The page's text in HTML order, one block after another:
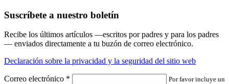
Suscríbete a nuestro boletín
Recibe los últimos artículos —escritos por padres y para los padres
— enviados directamente a tu buzón de correo electrónico.
Declaración sobre la privacidad y la seguridad del sitio web
Correo electrónico *
Por favor incluye un